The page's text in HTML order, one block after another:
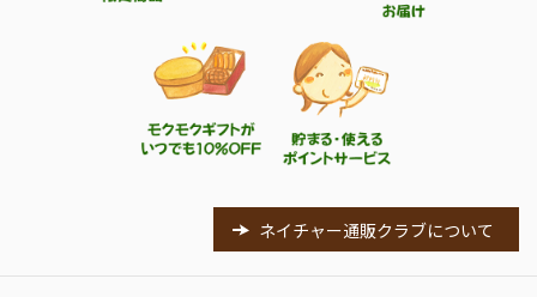
ネイチャー通販クラブについて